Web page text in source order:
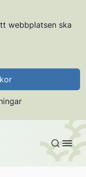
webbplatsen ska